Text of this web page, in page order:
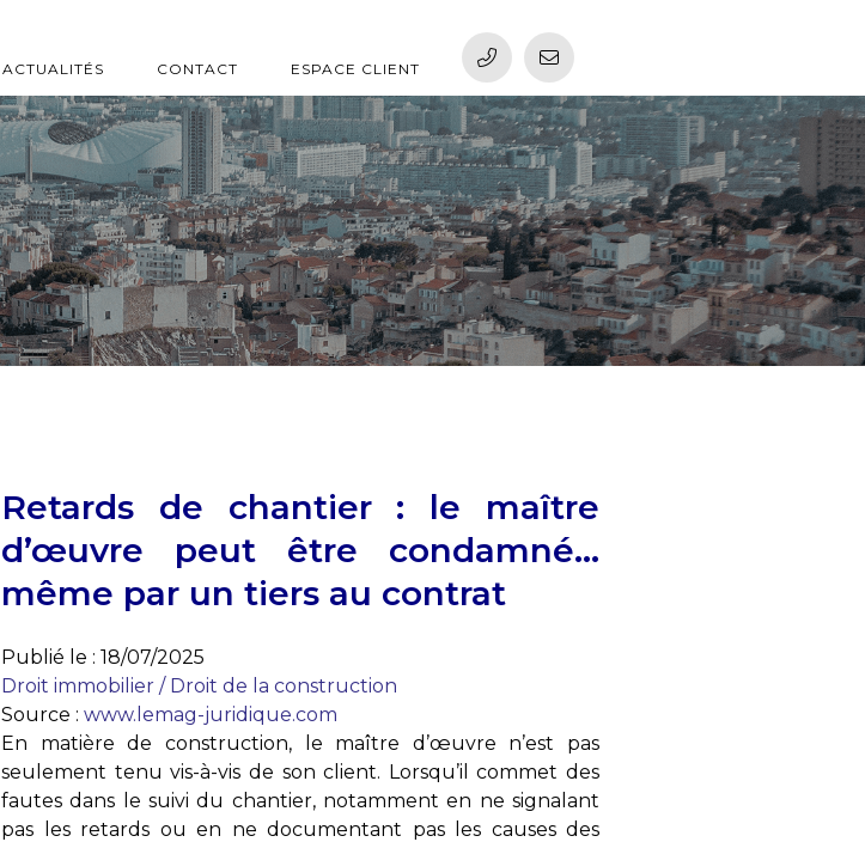
ACTUALITÉS CONTACT ESPACE CLIENT
Retards de chantier : le maître
d’œuvre peut être condamné…
même par un tiers au contrat
Publié le : 18/07/2025
Droit immobilier / Droit de la construction
Source : www.lemag-juridique.com
En matière de construction, le maître d’œuvre n’est pas
seulement tenu vis-à-vis de son client. Lorsqu’il commet des
fautes dans le suivi du chantier, notamment en ne signalant
pas les retards ou en ne documentant pas les causes des